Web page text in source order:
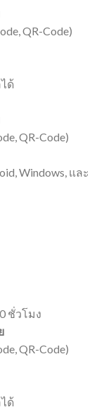
QR-Code)
ด้
QR-Code)
Windows, และ
ชั่วโมง
QR-Code)
ด้